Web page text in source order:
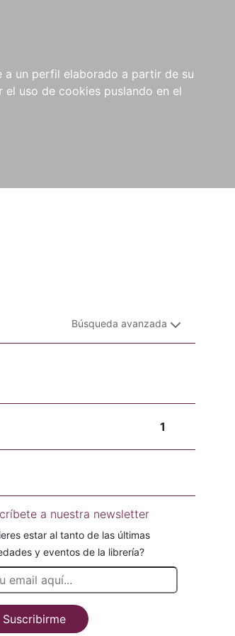
a un perfil elaborado a partir de su
uso de cookies puslando en el
NOTICIAS
COMPRAS
INSTITUCIONALES
Búsqueda avanzada
1
a nuestra newsletter
estar al tanto de las últimas
y eventos de la librería?
Suscribirme